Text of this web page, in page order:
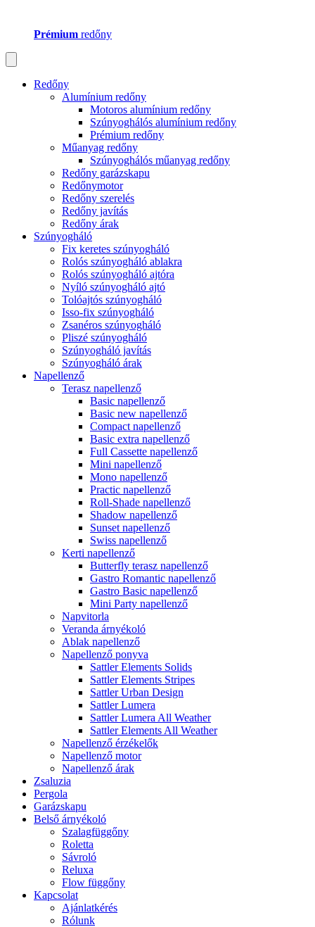
Prémium redőny
Redőny
Alumínium redőny
Motoros alumínium redőny
Szúnyoghálós alumínium redőny
Prémium redőny
Műanyag redőny
Szúnyoghálós műanyag redőny
Redőny garázskapu
Redőnymotor
Redőny szerelés
Redőny javítás
Redőny árak
Szúnyogháló
Fix keretes szúnyogháló
Rolós szúnyogháló ablakra
Rolós szúnyogháló ajtóra
Nyíló szúnyogháló ajtó
Tolóajtós szúnyogháló
Isso-fix szúnyogháló
Zsanéros szúnyogháló
Pliszé szúnyogháló
Szúnyogháló javítás
Szúnyogháló árak
Napellenző
Terasz napellenző
Basic napellenző
Basic new napellenző
Compact napellenző
Basic extra napellenző
Full Cassette napellenző
Mini napellenző
Mono napellenző
Practic napellenző
Roll-Shade napellenző
Shadow napellenző
Sunset napellenző
Swiss napellenző
Kerti napellenző
Butterfly terasz napellenző
Gastro Romantic napellenző
Gastro Basic napellenző
Mini Party napellenző
Napvitorla
Veranda árnyékoló
Ablak napellenző
Napellenző ponyva
Sattler Elements Solids
Sattler Elements Stripes
Sattler Urban Design
Sattler Lumera
Sattler Lumera All Weather
Sattler Elements All Weather
Napellenző érzékelők
Napellenző motor
Napellenző árak
Zsaluzia
Pergola
Garázskapu
Belső árnyékoló
Szalagfüggőny
Roletta
Sávroló
Reluxa
Flow függőny
Kapcsolat
Ajánlatkérés
Rólunk